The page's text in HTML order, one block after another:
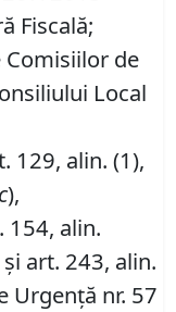
Fiscală;
de
Local
129, alin. (1),
c),
154, alin.
și art. 243, alin.
Urgență nr. 57